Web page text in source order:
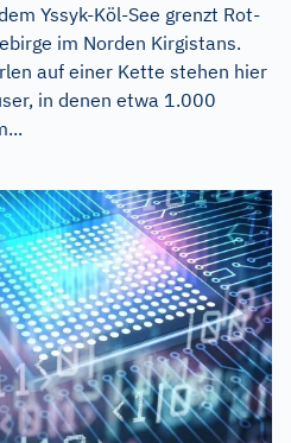
Yssyk-Köl-See grenzt Rot-
im Norden Kirgistans.
auf einer Kette stehen hier
in denen etwa 1.000